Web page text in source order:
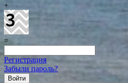
+
=
Регистрация
Забыли пароль?